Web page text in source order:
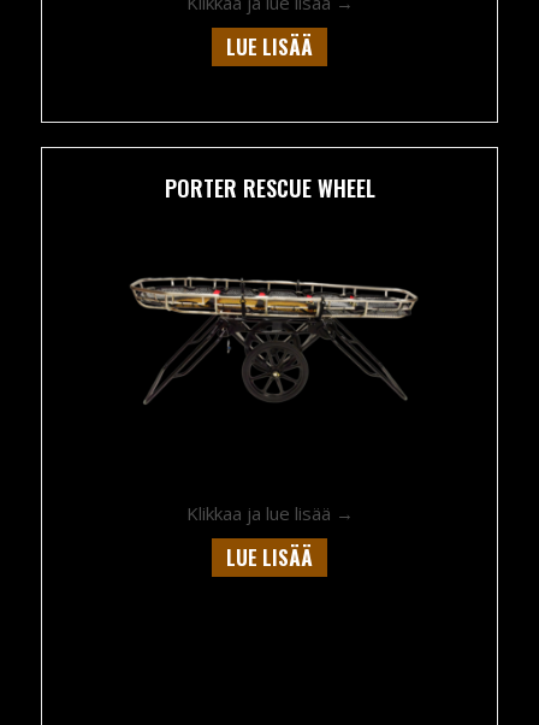
LUE LISÄÄ
PORTER RESCUE WHEEL
Klikkaa ja lue lisää →
LUE LISÄÄ